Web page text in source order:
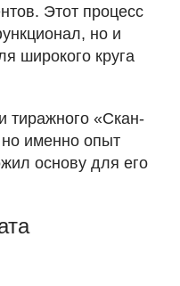
Этот процесс
но и
широкого круга
тиражного «Скан-
именно опыт
основу для его